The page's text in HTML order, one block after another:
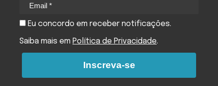
Eu concordo em receber notificações.
Saiba mais em Política de Privacidade.
Inscreva-se